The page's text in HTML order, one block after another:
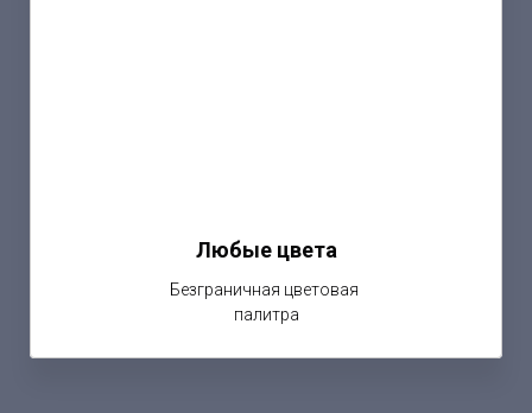
Любые цвета
Безграничная цветовая
палитра